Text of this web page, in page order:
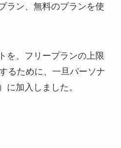
ラン、無料のプランを使
を、フリープランの上限
るために、一旦パーソナ
に加入しました。